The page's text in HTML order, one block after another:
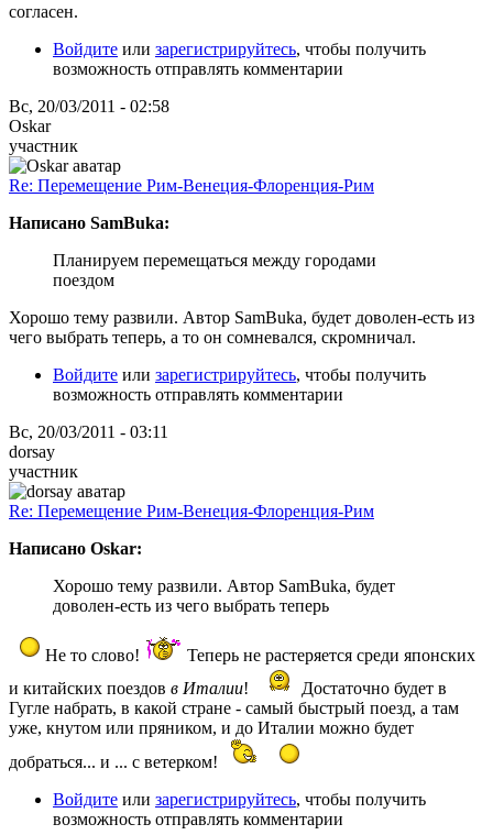
согласен.
Войдите или зарегистрируйтесь, чтобы получить
возможность отправлять комментарии
Вс, 20/03/2011 - 02:58
Oskar
участник
Re: Перемещение Рим-Венеция-Флоренция-Рим
Написано SamBuka:
Планируем перемещаться между городами
поездом
Хорошо тему развили. Автор SamBuka, будет доволен-есть из
чего выбрать теперь, а то он сомневался, скромничал.
Войдите или зарегистрируйтесь, чтобы получить
возможность отправлять комментарии
Вс, 20/03/2011 - 03:11
dorsay
участник
Re: Перемещение Рим-Венеция-Флоренция-Рим
Написано Oskar:
Хорошо тему развили. Автор SamBuka, будет
доволен-есть из чего выбрать теперь
Не то слово!
Теперь не растеряется среди японских
и китайских поездов в Италии!
Достаточно будет в
Гугле набрать, в какой стране - самый быстрый поезд, а там
уже, кнутом или пряником, и до Италии можно будет
добраться... и ... с ветерком!
Войдите или зарегистрируйтесь, чтобы получить
возможность отправлять комментарии